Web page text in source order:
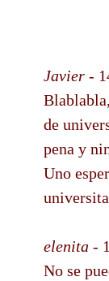
Javier -
de
pena y
Uno
elenita -
No se